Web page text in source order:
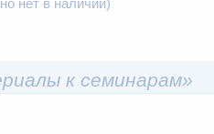
нет в наличии)
к семинарам»